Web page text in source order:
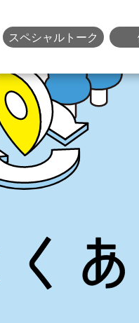
スペシャルトーク
中堅職員座談会
NEW CHALLENGE
中途採用職員の声
施設紹介
360°バ